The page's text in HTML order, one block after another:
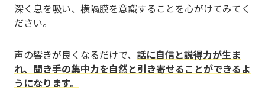
深く息を吸い、横隔膜を意識することを心がけてみてく
ださい。
声の響きが良くなるだけで、 話に自信と説得力が生ま
れ、聞き手の集中力を自然と引き寄せることができるよ
うになります。